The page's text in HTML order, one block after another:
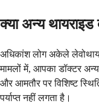
क्या अन्य थायराइड
अधिकांश लोग अकेले
मामलों में, आपका डॉक्टर
और आमतौर पर विशिष्ट
पर्याप्त नहीं लगता है।